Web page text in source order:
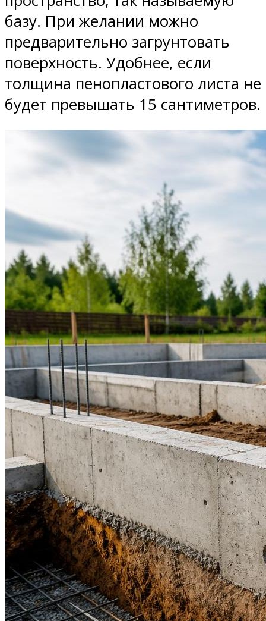
базу. При желании можно
предварительно загрунтовать
поверхность. Удобнее, если
толщина пенопластового листа не
будет превышать 15 сантиметров.